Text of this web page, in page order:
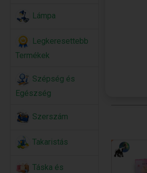
Lámpa
Legkeresettebb
Termékek
Szépség és
Egészség
Szerszám
Takaristás
Táska és